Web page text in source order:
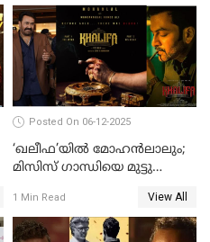
മണിക്കൂറില്‍ വിറ്റത്
1000ത്തിന് മുകളിൽ ടിക്കറ്റ്
Posted On 06-12-2025
‘ഖലീഫ’യിൽ മോഹൻലാലും;
മിസിസ് ഗാന്ധിയെ മുട്ടു
അഹമ്മദ് അലിയായെത്തും
1 Min Read View All